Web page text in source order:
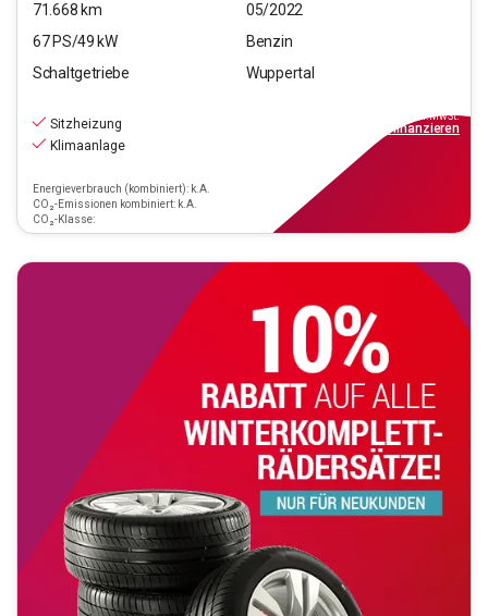
71.668 km
05/2022
67PS/49 kW
Benzin
Schaltgetriebe
Wuppertal
Sitzheizung
Klimaanlage
Energieverbrauch (kombiniert): k.A.
CO₂-Emissionen kombiniert: k.A.
CO₂-Klasse:
inkl.MwSt.
finanzieren